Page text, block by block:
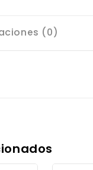
(0)